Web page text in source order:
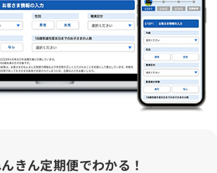
んきん定期便でわかる！